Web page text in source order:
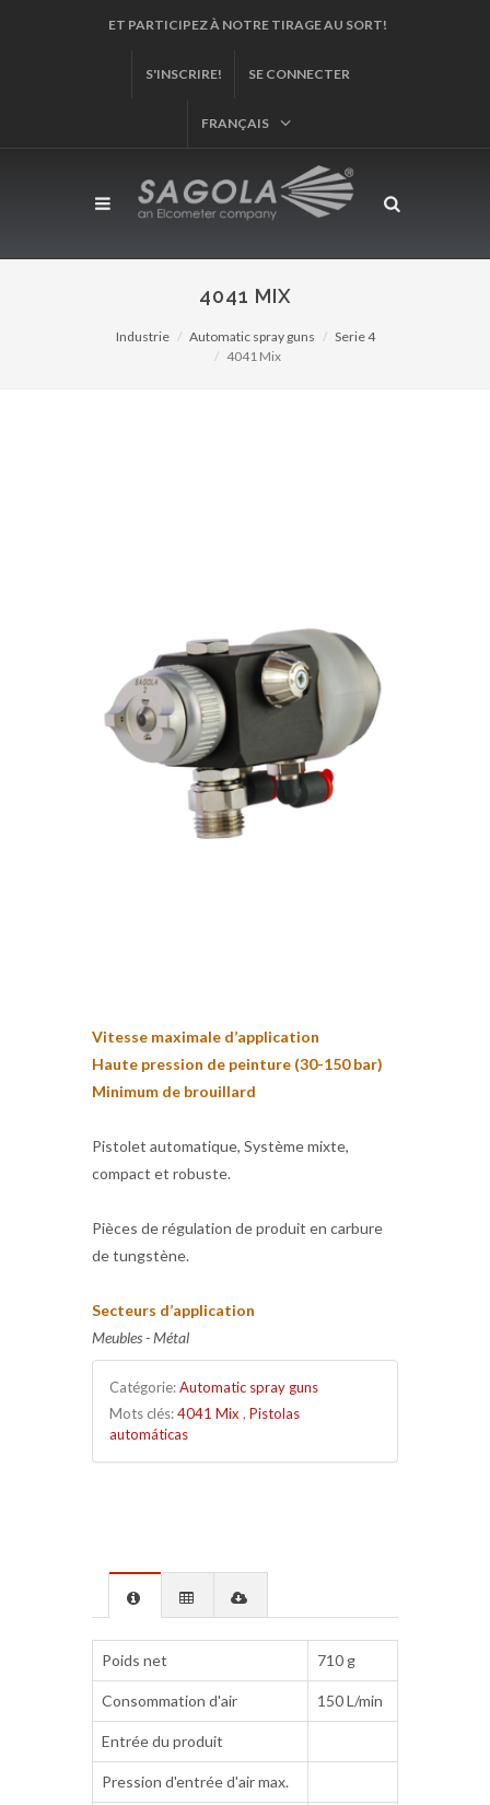
ET PARTICIPEZ À NOTRE TIRAGE AU SORT!
S'INSCRIRE! SE CONNECTER
FRANÇAIS
4041 MIX
Industrie Automatic spray guns
Serie 4
4041 Mix
Vitesse maximale d’application
Haute pression de peinture (30-150 bar)
Minimum de brouillard
Pistolet automatique, Système mixte,
compact et robuste.
Pièces de régulation de produit en carbure
de tungstène.
Secteurs d’application
Meubles - Métal
Catégorie:Automatic spray guns
Mots clés:4041 Mix, Pistolas
automáticas
Poids net 710 g
Consommation d'air 150 L/min
Entrée du produit
Pression d'entrée d'air max.